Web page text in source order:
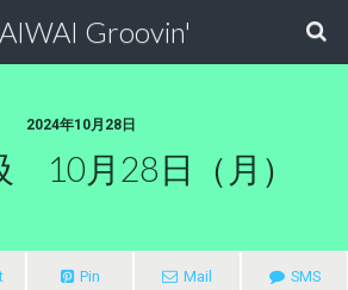
Groovin'
2024年10月28日
10月28日（月）
Pin Mail SMS